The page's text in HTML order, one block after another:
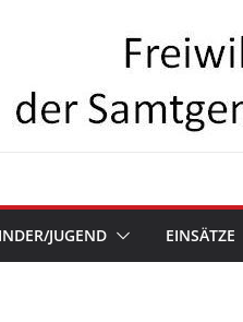
JUGEND EINSÄTZE